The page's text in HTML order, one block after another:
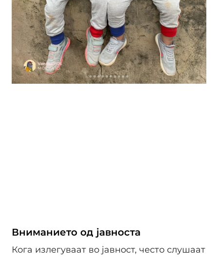
Вниманието од јавноста
Кога излегуваат во јавност, често слушаат